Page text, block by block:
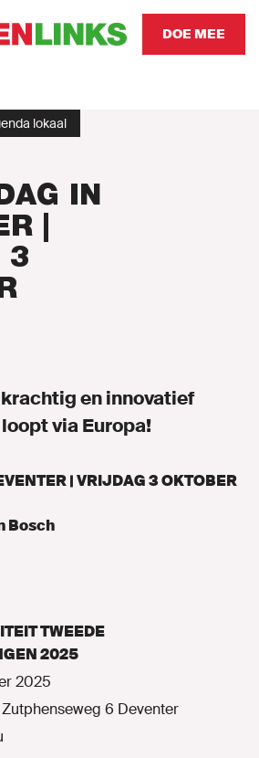
DOE MEE
lokaal
IN
|
3
en innovatief
via Europa!
| VRIJDAG 3 OKTOBER
Bosch
TWEEDE
2025
2025
6 Deventer